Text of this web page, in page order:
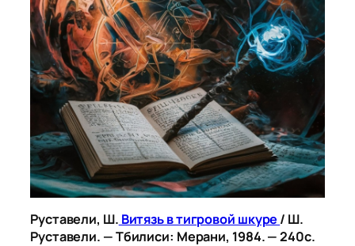
Руставели, Ш. Витязь в тигровой шкуре / Ш.
Руставели. — Тбилиси: Мерани, 1984. — 240с.